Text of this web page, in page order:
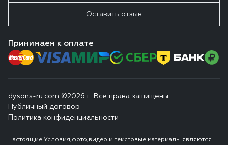
Оставить отзыв
Принимаем к оплате
dysons-ru.com ©2026 г. Все права защищены.
Публичный договор
Политика конфиденциальности
Настоящие Условия,фото,видео и текстовые материалы являются